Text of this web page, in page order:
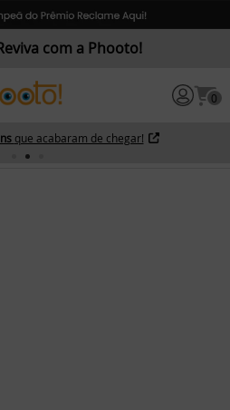
com a Phooto!
0
que acabaram de chegar!